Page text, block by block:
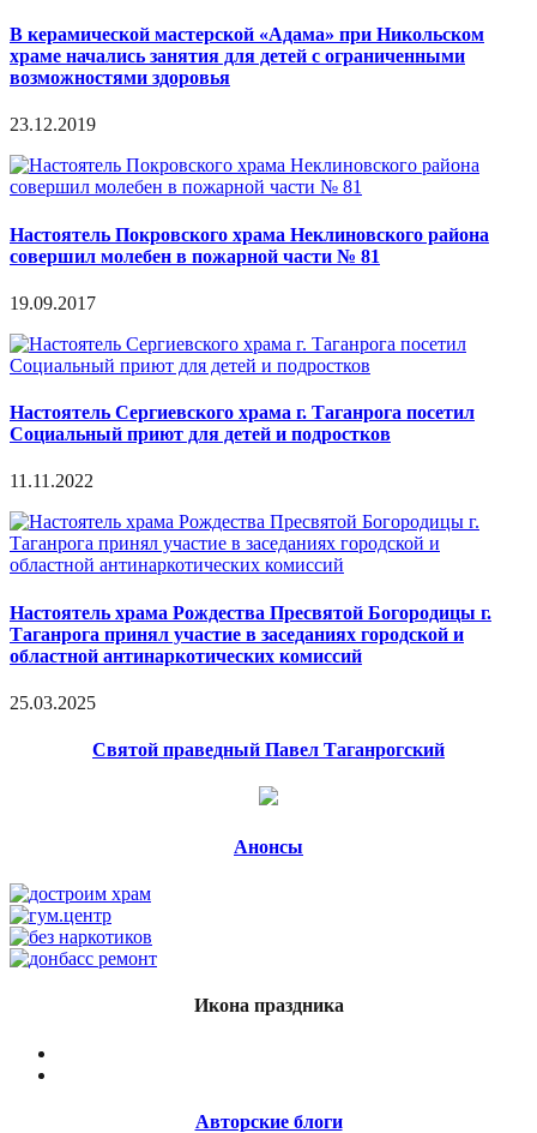
В керамической мастерской «Адама» при Никольском
храме начались занятия для детей с ограниченными
возможностями здоровья
23.12.2019
Настоятель Покровского храма Неклиновского района
совершил молебен в пожарной части № 81
19.09.2017
Настоятель Сергиевского храма г. Таганрога посетил
Социальный приют для детей и подростков
11.11.2022
Настоятель храма Рождества Пресвятой Богородицы г.
Таганрога принял участие в заседаниях городской и
областной антинаркотических комиссий
25.03.2025
Святой праведный Павел Таганрогский
Анонсы
Икона праздника
Авторские блоги